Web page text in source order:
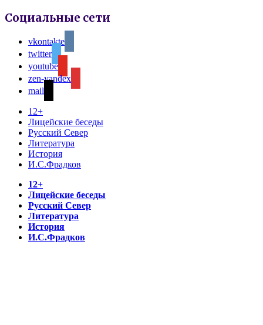
Социальные сети
vkontakte
twitter
youtube
zen-yandex
mail
12+
Лицейские беседы
Русский Север
Литература
История
И.С.Фрадков
12+
Лицейские беседы
Русский Север
Литература
История
И.С.Фрадков